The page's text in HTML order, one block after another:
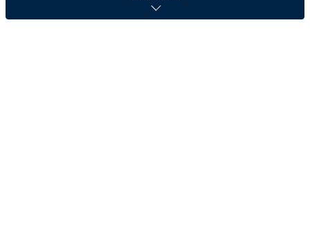
手で切れることのメリット